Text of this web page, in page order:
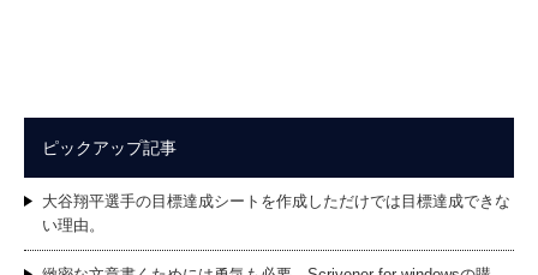
ピックアップ記事
大谷翔平選手の目標達成シートを作成しただけでは目標達成できな
い理由。